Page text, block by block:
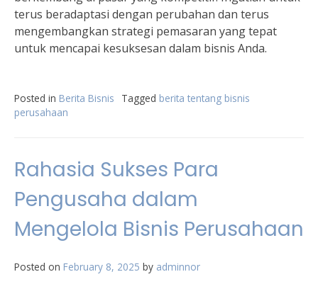
terus beradaptasi dengan perubahan dan terus
mengembangkan strategi pemasaran yang tepat
untuk mencapai kesuksesan dalam bisnis Anda.
Posted in Berita Bisnis Tagged berita tentang bisnis
perusahaan
Rahasia Sukses Para
Pengusaha dalam
Mengelola Bisnis Perusahaan
Posted on February 8, 2025 by adminnor